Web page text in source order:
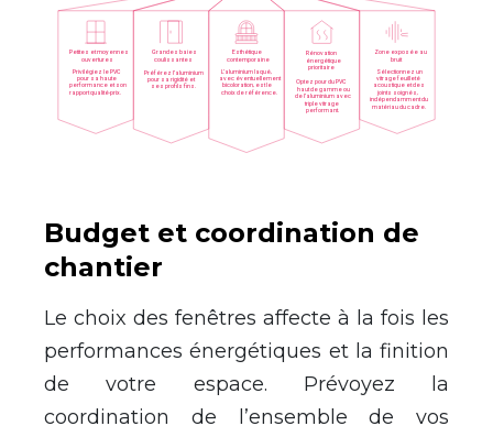
Budget et coordination de
chantier
Le choix des fenêtres affecte à la fois les
performances énergétiques et la finition
de votre espace. Prévoyez la
coordination de l’ensemble de vos